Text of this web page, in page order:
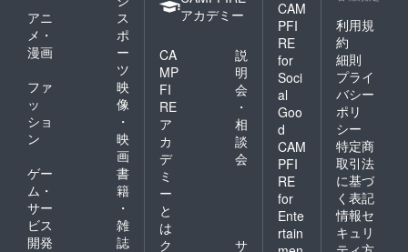
アニ
メ・
漫画
ス
ポ
ー
ツ
ファ
ッ
ショ
ン
映
像
・
映
画
ゲー
ム・
サー
ビス
開発
書
籍
・
雑
誌
アカデミー
CA
MP
FI
RE
ア
カ
デ
ミ
ー
と
は
説
明
会
・
相
談
会
ク
サ
CAM
PFI
RE
for
Soci
al
Goo
d
CAM
PFI
RE
for
Ente
rtain
利用規
約
細則
プライ
バシー
ポリ
シー
特定商
取引法
に基づ
く表記
情報セ
キュリ